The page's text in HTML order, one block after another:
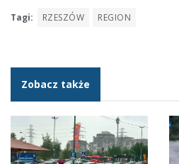
Tagi: RZESZÓW REGION
Zobacz także